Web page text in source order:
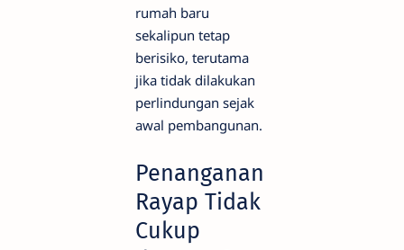
rumah baru
sekalipun tetap
berisiko, terutama
jika tidak dilakukan
perlindungan sejak
awal pembangunan.
Penanganan
Rayap Tidak
Cukup